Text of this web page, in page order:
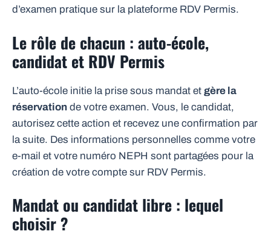
d’examen pratique sur la plateforme RDV Permis.
Le rôle de chacun : auto-école,
candidat et RDV Permis
L’auto-école initie la prise sous mandat et gère la
réservation de votre examen. Vous, le candidat,
autorisez cette action et recevez une confirmation par
la suite. Des informations personnelles comme votre
e-mail et votre numéro NEPH sont partagées pour la
création de votre compte sur RDV Permis.
Mandat ou candidat libre : lequel
choisir ?